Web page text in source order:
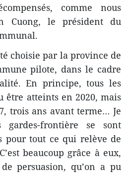
comme nous
Cuong, le président du
choisie par la province de
pilote, dans le cadre
En principe, tous les
être atteints en 2020, mais
trois ans avant terme… Je
frontière se sont
pour tout ce qui relève de
beaucoup grâce à eux,
persuasion, qu’on a pu